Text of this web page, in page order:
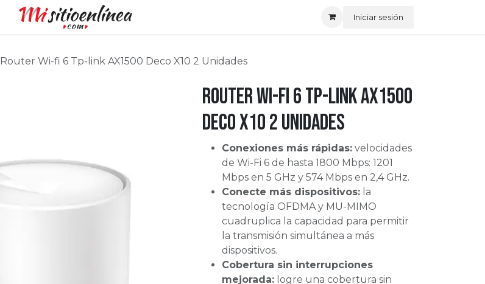
Iniciar sesión
Router Wi-fi 6 Tp-link AX1500 Deco X10 2 Unidades
Router Wi-fi 6 Tp-link AX1500
Deco X10 2 Unidades
Conexiones más rápidas:velocidades
de Wi-Fi 6 de hasta 1800 Mbps: 1201
Mbps en 5 GHz y 574 Mbps en 2,4 GHz.
Conecte más dispositivos:la
tecnología OFDMA y MU-MIMO
cuadruplica la capacidad para permitir
la transmisión simultánea a más
dispositivos.
Cobertura sin interrupciones
mejorada:logre una cobertura sin